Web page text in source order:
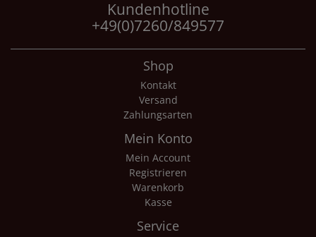
Kundenhotline
+49(0)7260/849577
Shop
Kontakt
Versand
Zahlungsarten
Mein Konto
Mein Account
Registrieren
Warenkorb
Kasse
Service